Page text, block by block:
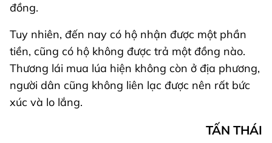
đồng.
Tuy nhiên, đến nay có hộ nhận được một phần
tiền, cũng có hộ không được trả một đồng nào.
Thương lái mua lúa hiện không còn ở địa phương,
người dân cũng không liên lạc được nên rất bức
xúc và lo lắng.
TẤN THÁI